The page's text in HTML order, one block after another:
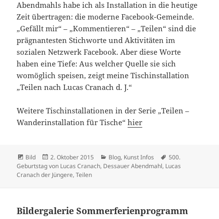
Abendmahls habe ich als Installation in die heutige
Zeit übertragen: die moderne Facebook-Gemeinde.
„Gefällt mir“ – „Kommentieren“ – „Teilen“ sind die
prägnantesten Stichworte und Aktivitäten im
sozialen Netzwerk Facebook. Aber diese Worte
haben eine Tiefe: Aus welcher Quelle sie sich
womöglich speisen, zeigt meine Tischinstallation
„Teilen nach Lucas Cranach d. J.“
Weitere Tischinstallationen in der Serie „Teilen –
Wanderinstallation für Tische“hier
Format
Bild
Veröffentlicht
am
2. Oktober 2015 Kategorien
Blog, Kunst Infos Schlagwörter
500.
Geburtstag von Lucas Cranach, Dessauer Abendmahl, Lucas
Cranach der Jüngere,Teilen
Bildergalerie Sommerferienprogramm